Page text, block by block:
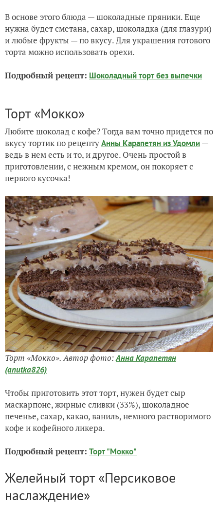
В основе этого блюда — шоколадные пряники. Еще
нужна будет сметана, сахар, шоколадка (для глазури)
и любые фрукты — по вкусу. Для украшения готового
торта можно использовать орехи.
Подробный рецепт: Шоколадный торт без выпечки
Торт «Мокко»
Любите шоколад с кофе? Тогда вам точно придется по
вкусу тортик по рецептуАнны Карапетян из Удомли—
ведь в нем есть и то, и другое. Очень простой в
приготовлении, с нежным кремом, он покоряет с
первого кусочка!
Торт «Мокко». Автор фото:Анна Карапетян
(anutka826)
Чтобы приготовить этот торт, нужен будет сыр
маскарпоне, жирные сливки (33%), шоколадное
печенье, сахар, какао, ваниль, немного растворимого
кофе и кофейного ликера.
Подробный рецепт: Торт "Мокко"
Желейный торт «Персиковое
наслаждение»